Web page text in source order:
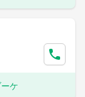
ケ